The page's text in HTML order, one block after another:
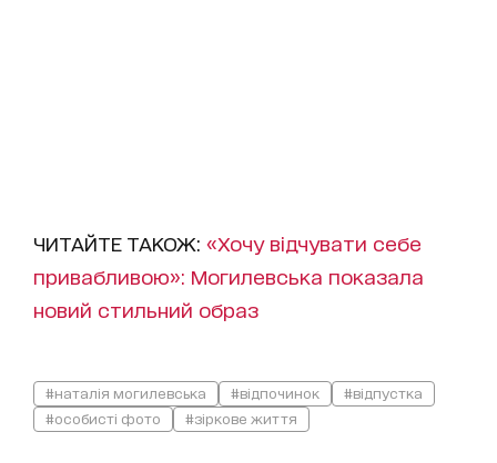
ЧИТАЙТЕ ТАКОЖ: «Хочу відчувати себе
привабливою»: Могилевська показала
новий стильний образ
#наталія могилевська #відпочинок
#відпустка
#особисті фото
#зіркове життя